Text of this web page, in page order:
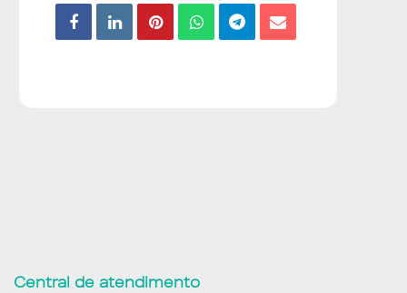
Central de atendimento